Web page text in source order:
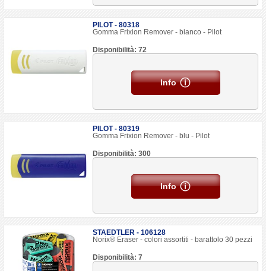
PILOT - 80318
Gomma Frixion Remover - bianco - Pilot
Disponibilità: 72
Info
PILOT - 80319
Gomma Frixion Remover - blu - Pilot
Disponibilità: 300
Info
STAEDTLER - 106128
Norix® Eraser - colori assortiti - barattolo 30 pezzi
Disponibilità: 7